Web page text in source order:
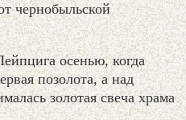
чернобыльской
осенью, когда
позолота, а над
золотая свеча храма